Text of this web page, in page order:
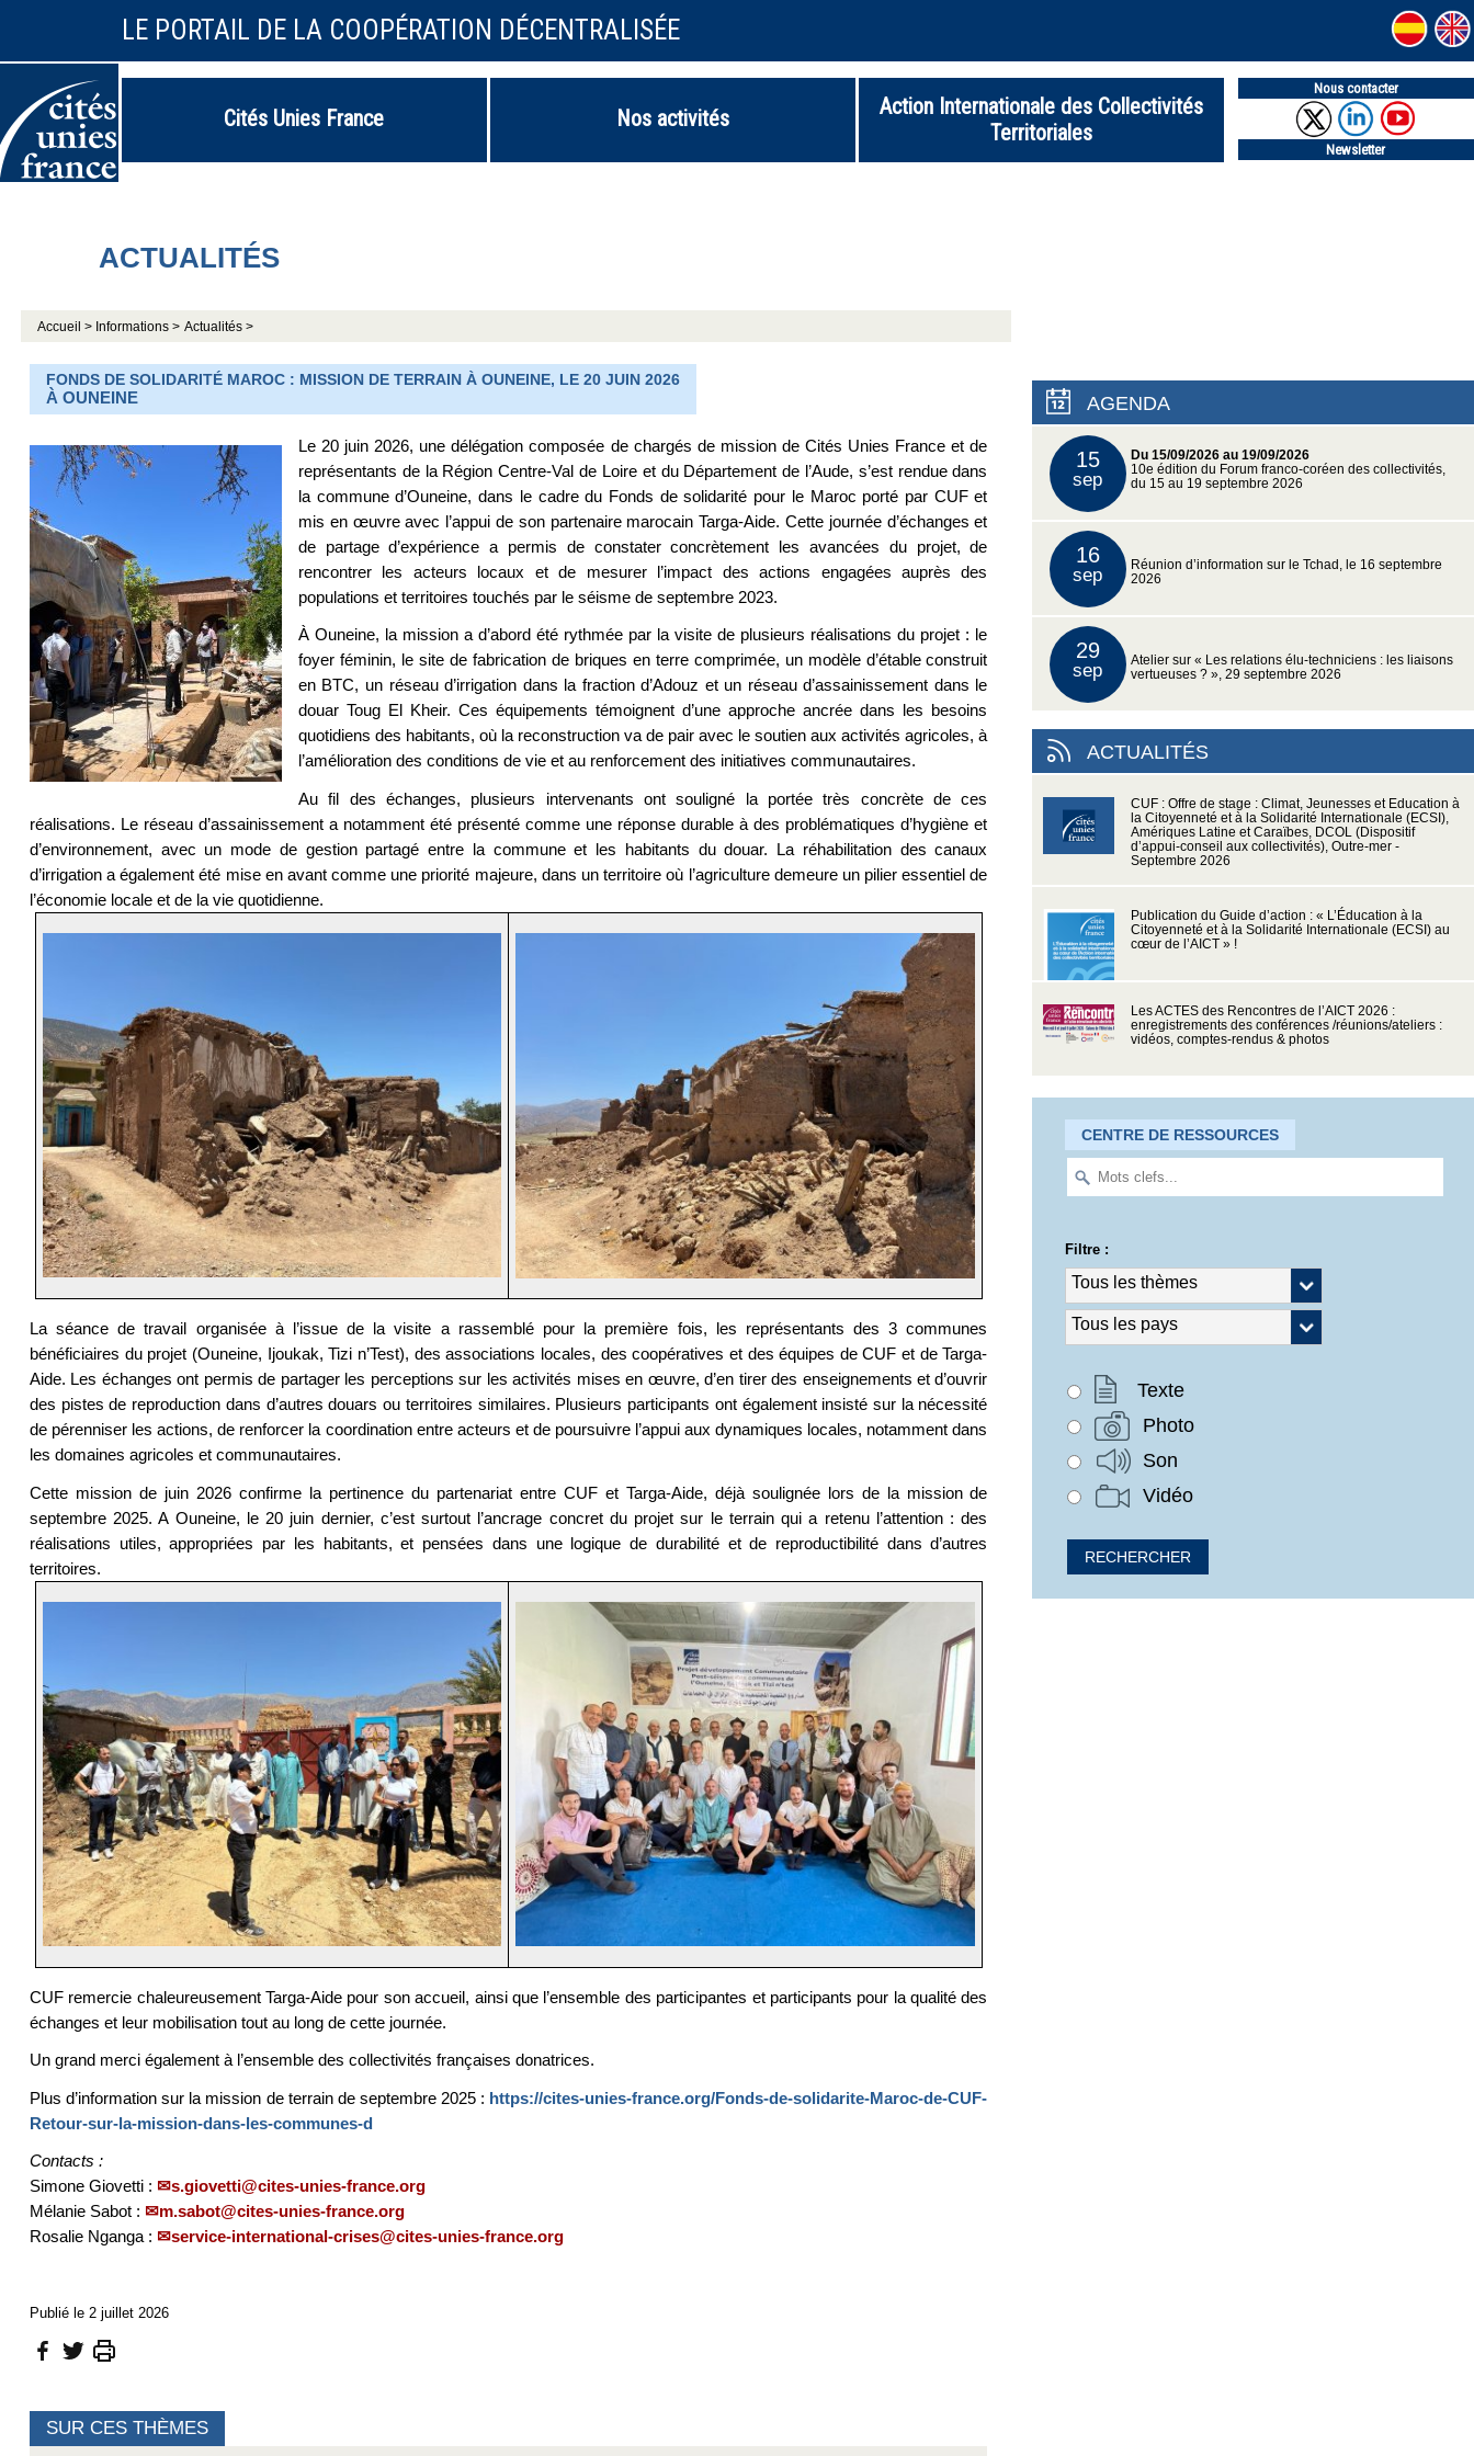
LE PORTAIL DE LA COOPÉRATION DÉCENTRALISÉE
Cités Unies France Nos activités
Action Internationale des Collectivités
Territoriales
Nous contacter
Newsletter
ACTUALITÉS
Accueil > Informations > Actualités >
FONDS DE SOLIDARITÉ MAROC : MISSION DE TERRAIN À OUNEINE, LE 20 JUIN 2026
À OUNEINE
Le 20 juin 2026, une délégation composée de chargés de mission de Cités Unies France et de
représentants de la Région Centre-Val de Loire et du Département de l’Aude, s’est rendue dans
la commune d’Ouneine, dans le cadre du Fonds de solidarité pour le Maroc porté par CUF et
mis en œuvre avec l’appui de son partenaire marocain Targa-Aide. Cette journée d’échanges et
de partage d’expérience a permis de constater concrètement les avancées du projet, de
rencontrer les acteurs locaux et de mesurer l’impact des actions engagées auprès des
populations et territoires touchés par le séisme de septembre 2023.
À Ouneine, la mission a d’abord été rythmée par la visite de plusieurs réalisations du projet : le
foyer féminin, le site de fabrication de briques en terre comprimée, un modèle d’étable construit
en BTC, un réseau d’irrigation dans la fraction d’Adouz et un réseau d’assainissement dans le
douar Toug El Kheir. Ces équipements témoignent d’une approche ancrée dans les besoins
quotidiens des habitants, où la reconstruction va de pair avec le soutien aux activités agricoles, à
l’amélioration des conditions de vie et au renforcement des initiatives communautaires.
Au fil des échanges, plusieurs intervenants ont souligné la portée très concrète de ces
réalisations. Le réseau d’assainissement a notamment été présenté comme une réponse durable à des problématiques d’hygiène et
d’environnement, avec un mode de gestion partagé entre la commune et les habitants du douar. La réhabilitation des canaux
d’irrigation a également été mise en avant comme une priorité majeure, dans un territoire où l’agriculture demeure un pilier essentiel de
l’économie locale et de la vie quotidienne.
La séance de travail organisée à l’issue de la visite a rassemblé pour la première fois, les représentants des 3 communes
bénéficiaires du projet (Ouneine, Ijoukak, Tizi n’Test), des associations locales, des coopératives et des équipes de CUF et de Targa-
Aide. Les échanges ont permis de partager les perceptions sur les activités mises en œuvre, d’en tirer des enseignements et d’ouvrir
des pistes de reproduction dans d’autres douars ou territoires similaires. Plusieurs participants ont également insisté sur la nécessité
de pérenniser les actions, de renforcer la coordination entre acteurs et de poursuivre l’appui aux dynamiques locales, notamment dans
les domaines agricoles et communautaires.
Cette mission de juin 2026 confirme la pertinence du partenariat entre CUF et Targa-Aide, déjà soulignée lors de la mission de
septembre 2025. A Ouneine, le 20 juin dernier, c’est surtout l’ancrage concret du projet sur le terrain qui a retenu l’attention : des
réalisations utiles, appropriées par les habitants, et pensées dans une logique de durabilité et de reproductibilité dans d’autres
territoires.
CUF remercie chaleureusement Targa-Aide pour son accueil, ainsi que l’ensemble des participantes et participants pour la qualité des
échanges et leur mobilisation tout au long de cette journée.
Un grand merci également à l’ensemble des collectivités françaises donatrices.
Plus d’information sur la mission de terrain de septembre 2025 : https://cites-unies-france.org/Fonds-de-solidarite-Maroc-de-CUF-
Retour-sur-la-mission-dans-les-communes-d
Contacts :
Simone Giovetti :
s.giovetti@cites-unies-france.org
Mélanie Sabot :
m.sabot@cites-unies-france.org
Rosalie Nganga :
service-international-crises@cites-unies-france.org
Publié le 2 juillet 2026
SUR CES THÈMES
AGENDA
15
sep
Du 15/09/2026 au 19/09/2026
10e édition du Forum franco-coréen des collectivités,
du 15 au 19 septembre 2026
16
sep
Réunion d’information sur le Tchad, le 16 septembre
2026
29
sep
Atelier sur « Les relations élu-techniciens : les liaisons
vertueuses ? », 29 septembre 2026
ACTUALITÉS
CUF : Offre de stage : Climat, Jeunesses et Education à
la Citoyenneté et à la Solidarité Internationale (ECSI),
Amériques Latine et Caraïbes, DCOL (Dispositif
d’appui-conseil aux collectivités), Outre-mer -
Septembre 2026
Publication du Guide d’action : « L’Éducation à la
Citoyenneté et à la Solidarité Internationale (ECSI) au
cœur de l’AICT » !
Les ACTES des Rencontres de l’AICT 2026 :
enregistrements des conférences /réunions/ateliers :
vidéos, comptes-rendus & photos
CENTRE DE RESSOURCES
Filtre :
Texte
Photo
Son
Vidéo